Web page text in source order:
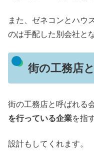
また、ゼネコンとハウ
のは手配した別会社と
街の工務店
街の工務店と呼ばれる
を行っている企業を指
設計もしてくれます。